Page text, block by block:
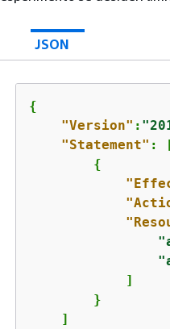
JSON
{
"Version" :
"Statement" :
{
            ]
        }
    ]